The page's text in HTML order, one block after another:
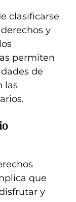
clasificarse
y
permiten
de
las
que
y